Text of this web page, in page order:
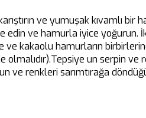
ve yumuşak kıvamlı bir
edin ve hamurla iyice yoğurun.
ve kakaolu hamurların
olmalıdır).Tepsiye un serpin ve
ve renkleri sarımtırağa